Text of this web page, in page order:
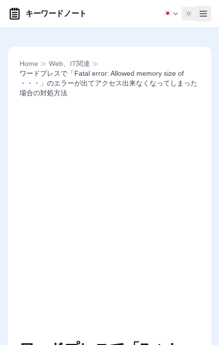
キーワードノート
Home ≫ Web、IT関連 ≫
ワードプレスで「Fatal error: Allowed memory size of
・・・」のエラーが出てアクセス出来なくなってしまった
場合の対処方法